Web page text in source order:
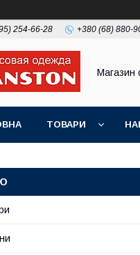
254-66-28 +380 (68) 880-
Магазин
ТОВАРИ